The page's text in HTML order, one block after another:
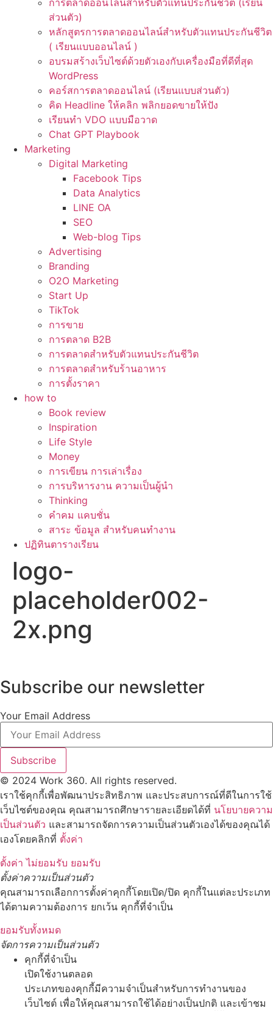
การตลาดออนไลน์สำหรับตัวแทนประกันชีวิต (เรียน
ส่วนตัว)
หลักสูตรการตลาดออนไลน์สำหรับตัวแทนประกันชีวิต
( เรียนแบบออนไลน์ )
อบรมสร้างเว็บไซต์ด้วยตัวเองกับเครื่องมือที่ดีที่สุด
WordPress
คอร์สการตลาดออนไลน์ (เรียนแบบส่วนตัว)
คิด Headline ให้คลิก พลิกยอดขายให้ปัง
เรียนทำ VDO แบบมือวาด
Chat GPT Playbook
Marketing
Digital Marketing
Facebook Tips
Data Analytics
LINE OA
SEO
Web-blog Tips
Advertising
Branding
O2O Marketing
Start Up
TikTok
การขาย
การตลาด B2B
การตลาดสำหรับตัวแทนประกันชีวิต
การตลาดสำหรับร้านอาหาร
การตั้งราคา
how to
Book review
Inspiration
Life Style
Money
การเขียน การเล่าเรื่อง
การบริหารงาน ความเป็นผู้นำ
Thinking
คำคม แคบชั่น
สาระ ข้อมูล สำหรับคนทำงาน
ปฏิทินตารางเรียน
logo-
placeholder002-
2x.png
Subscribe our newsletter
Your Email Address
Subscribe
© 2024 Work 360. All rights reserved.
เราใช้คุกกี้เพื่อพัฒนาประสิทธิภาพ และประสบการณ์ที่ดีในการใช้
เว็บไซต์ของคุณ คุณสามารถศึกษารายละเอียดได้ที่ นโยบายความ
เป็นส่วนตัว และสามารถจัดการความเป็นส่วนตัวเองได้ของคุณได้
เองโดยคลิกที่ ตั้งค่า
ตั้งค่า ไม่ยอมรับ ยอมรับ
ตั้งค่าความเป็นส่วนตัว
คุณสามารถเลือกการตั้งค่าคุกกี้โดยเปิด/ปิด คุกกี้ในแต่ละประเภท
ได้ตามความต้องการ ยกเว้น คุกกี้ที่จำเป็น
ยอมรับทั้งหมด
จัดการความเป็นส่วนตัว
คุกกี้ที่จำเป็น
เปิดใช้งานตลอด
ประเภทของคุกกี้มีความจำเป็นสำหรับการทำงานของ
เว็บไซต์ เพื่อให้คุณสามารถใช้ได้อย่างเป็นปกติ และเข้าชม